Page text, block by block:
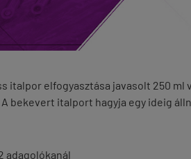
italpor elfogyasztása javasolt 250
bekevert italport hagyja egy ideig
adagolókanál